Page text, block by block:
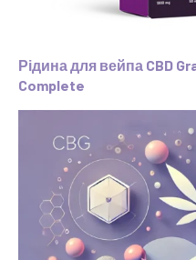
Рідина для вейпа CBD
Complete